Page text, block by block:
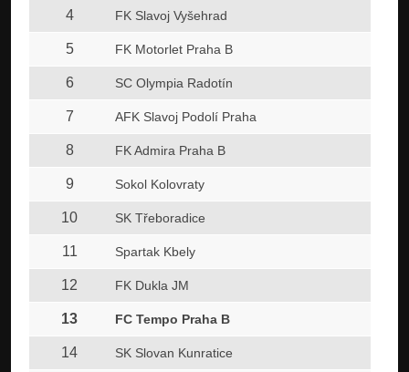
4 FK Slavoj Vyšehrad
5 FK Motorlet Praha B
6 SC Olympia Radotín
7 AFK Slavoj Podolí Praha
8 FK Admira Praha B
9 Sokol Kolovraty
10 SK Třeboradice
11 Spartak Kbely
12 FK Dukla JM
13 FC Tempo Praha B
14 SK Slovan Kunratice